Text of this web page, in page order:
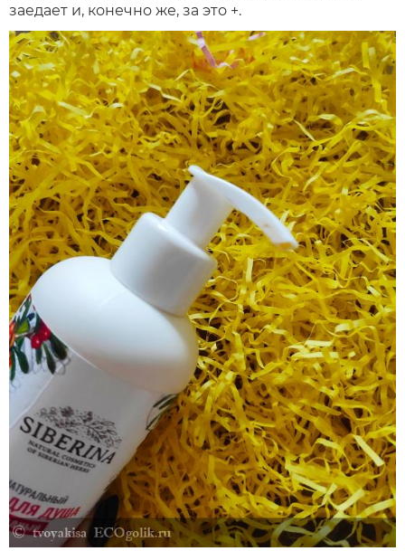
заедает и, конечно же, за это +.